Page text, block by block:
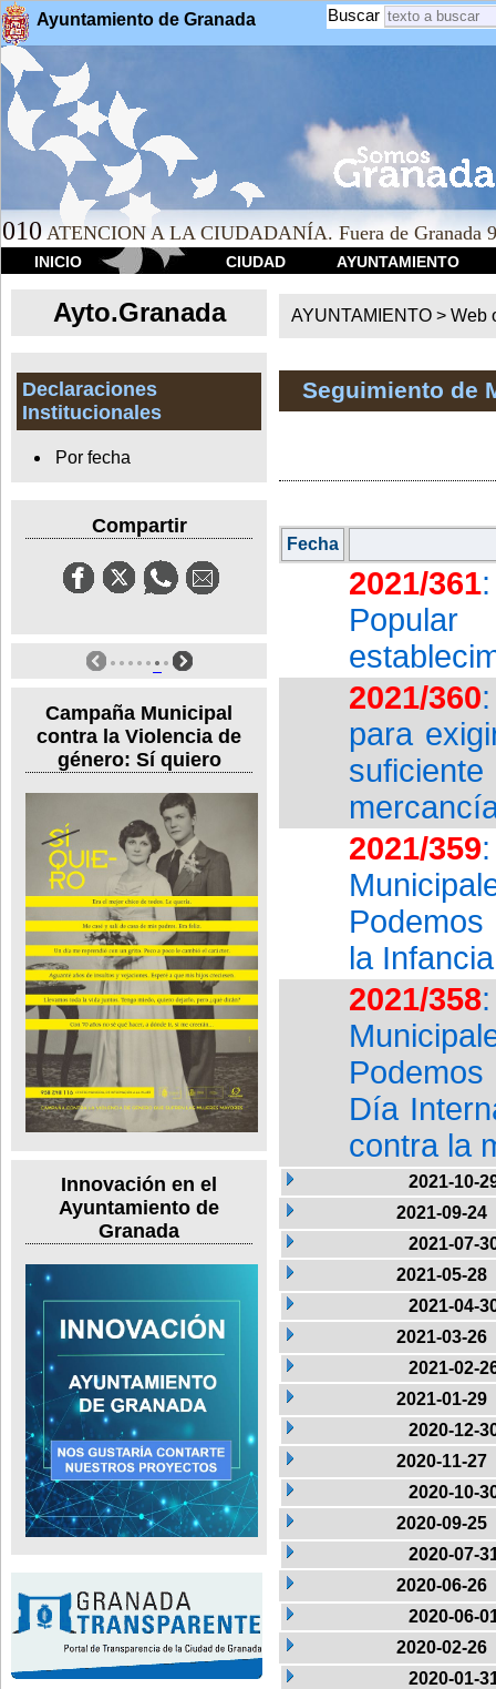
Ayuntamiento de Granada Buscar
010 ATENCION A LA CIUDADANÍA. Fuera de Granada
INICIO CIUDAD AYUNTAMIENTO
Ayto.Granada
Declaraciones
Institucionales
Por fecha
Compartir
Campaña Municipal
contra la Violencia de
género: Sí quiero
Innovación en el
Ayuntamiento de
Granada
AYUNTAMIENTO > Web
Seguimiento de
Fecha
2021/361
2021/360
para
2021/359
la
2021/358
Día
contra la
2021-10-
2021-09-24
2021-07-
2021-05-28
2021-04-
2021-03-26
2021-02-
2021-01-29
2020-12-
2020-11-27
2020-10-
2020-09-25
2020-07-
2020-06-26
2020-06-
2020-02-26
2020-01-